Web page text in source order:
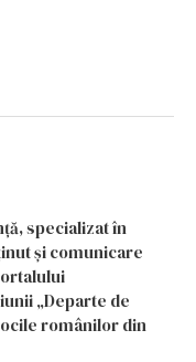
specializat în
și comunicare
„Departe de
românilor din